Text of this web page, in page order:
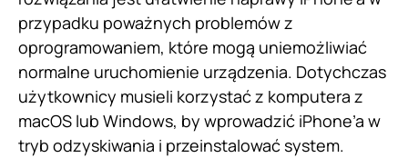
przypadku poważnych problemów z
oprogramowaniem, które mogą uniemożliwiać
normalne uruchomienie urządzenia. Dotychczas
użytkownicy musieli korzystać z komputera z
macOS lub Windows, by wprowadzić iPhone’a w
tryb odzyskiwania i przeinstalować system.